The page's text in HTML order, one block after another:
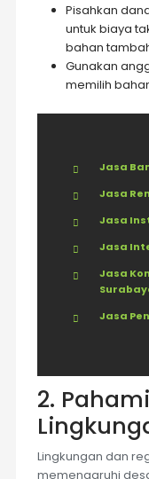
Pisahkan
untuk biaya
bahan
Gunakan
memilih
Jasa
Jasa
Jasa
Jasa
Jasa
Jasa
2.
Lingkungan dan
memengaruhi